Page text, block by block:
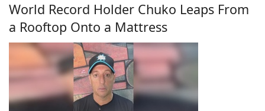
World Record Holder Chuko Leaps From
a Rooftop Onto a Mattress